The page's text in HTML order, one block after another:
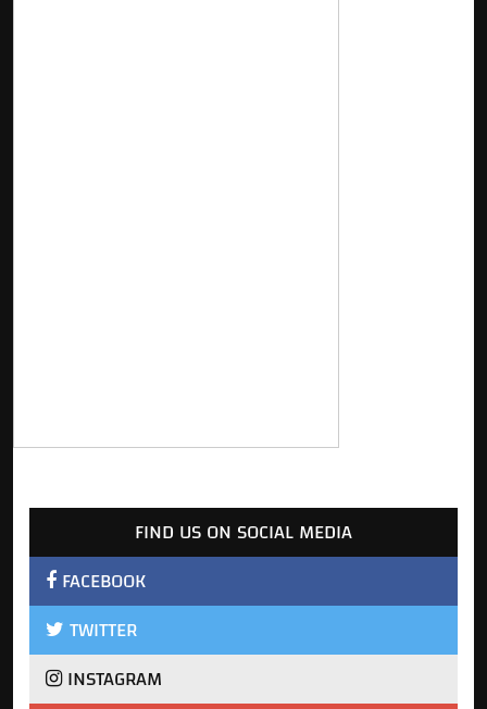
FIND US ON SOCIAL MEDIA
FACEBOOK
TWITTER
INSTAGRAM